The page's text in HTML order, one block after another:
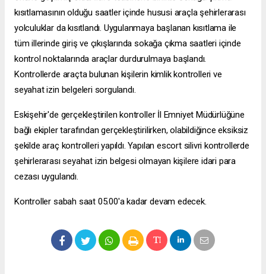
kısıtlamasının olduğu saatler içinde hususi araçla şehirlerarası
yolculuklar da kısıtlandı. Uygulanmaya başlanan kısıtlama ile
tüm illerinde giriş ve çıkışlarında sokağa çıkma saatleri içinde
kontrol noktalarında araçlar durdurulmaya başlandı.
Kontrollerde araçta bulunan kişilerin kimlik kontrolleri ve
seyahat izin belgeleri sorgulandı.
Eskişehir'de gerçekleştirilen kontroller İl Emniyet Müdürlüğüne
bağlı ekipler tarafından gerçekleştirilirken, olabildiğince eksiksiz
şekilde araç kontrolleri yapıldı. Yapılan escort silivri kontrollerde
şehirlerarası seyahat izin belgesi olmayan kişilere idari para
cezası uygulandı.
Kontroller sabah saat 05.00'a kadar devam edecek.